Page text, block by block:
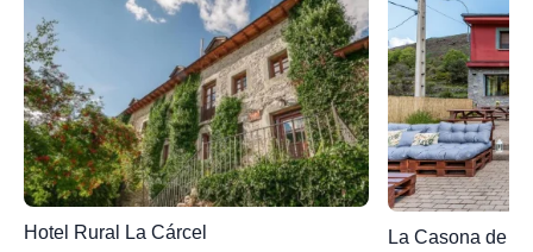
Hotel Rural La Cárcel
La Casona de